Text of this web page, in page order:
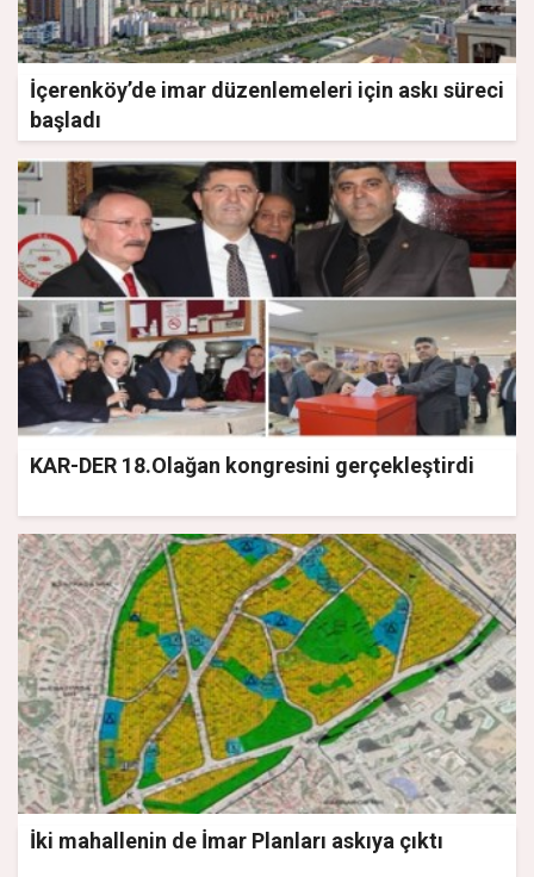
İçerenköy’de imar düzenlemeleri için askı süreci
başladı
KAR-DER 18.Olağan kongresini gerçekleştirdi
İki mahallenin de İmar Planları askıya çıktı